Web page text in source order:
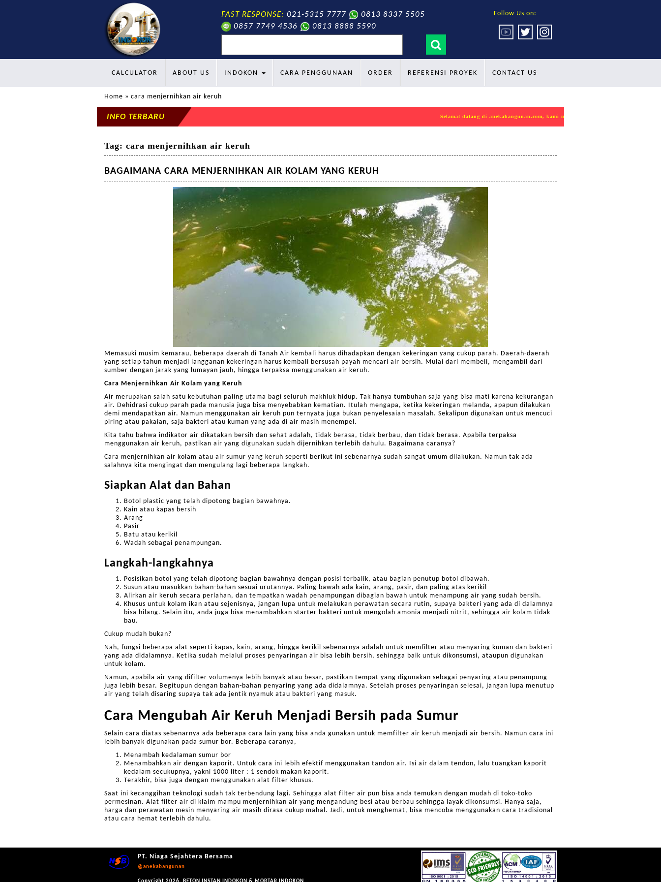
FAST RESPONSE: 021-5315 7777
0813 8337 5505
0857 7749 4536
0813 8888 5590
Follow Us on:
CALCULATOR ABOUT US INDOKON CARA PENGGUNAAN ORDER REFERENSI PROYEK CONTACT US
Home » cara menjernihkan air keruh
INFO TERBARU Selamat datang di anekabangunan.com, kami mempersembahkan produk INDOKON
Tag: cara menjernihkan air keruh
BAGAIMANA CARA MENJERNIHKAN AIR KOLAM YANG KERUH
Memasuki musim kemarau, beberapa daerah di Tanah Air kembali harus dihadapkan dengan kekeringan yang cukup parah. Daerah-daerah
yang setiap tahun menjadi langganan kekeringan harus kembali bersusah payah mencari air bersih. Mulai dari membeli, mengambil dari
sumber dengan jarak yang lumayan jauh, hingga terpaksa menggunakan air keruh.
Cara Menjernihkan Air Kolam yang Keruh
Air merupakan salah satu kebutuhan paling utama bagi seluruh makhluk hidup. Tak hanya tumbuhan saja yang bisa mati karena kekurangan
air. Dehidrasi cukup parah pada manusia juga bisa menyebabkan kematian. Itulah mengapa, ketika kekeringan melanda, apapun dilakukan
demi mendapatkan air. Namun menggunakan air keruh pun ternyata juga bukan penyelesaian masalah. Sekalipun digunakan untuk mencuci
piring atau pakaian, saja bakteri atau kuman yang ada di air masih menempel.
Kita tahu bahwa indikator air dikatakan bersih dan sehat adalah, tidak berasa, tidak berbau, dan tidak berasa. Apabila terpaksa
menggunakan air keruh, pastikan air yang digunakan sudah dijernihkan terlebih dahulu. Bagaimana caranya?
Cara menjernihkan air kolam atau air sumur yang keruh seperti berikut ini sebenarnya sudah sangat umum dilakukan. Namun tak ada
salahnya kita mengingat dan mengulang lagi beberapa langkah.
Siapkan Alat dan Bahan
Botol plastic yang telah dipotong bagian bawahnya.
Kain atau kapas bersih
Arang
Pasir
Batu atau kerikil
Wadah sebagai penampungan.
Langkah-langkahnya
Posisikan botol yang telah dipotong bagian bawahnya dengan posisi terbalik, atau bagian penutup botol dibawah.
Susun atau masukkan bahan-bahan sesuai urutannya. Paling bawah ada kain, arang, pasir, dan paling atas kerikil
Alirkan air keruh secara perlahan, dan tempatkan wadah penampungan dibagian bawah untuk menampung air yang sudah bersih.
Khusus untuk kolam ikan atau sejenisnya, jangan lupa untuk melakukan perawatan secara rutin, supaya bakteri yang ada di dalamnya
bisa hilang. Selain itu, anda juga bisa menambahkan starter bakteri untuk mengolah amonia menjadi nitrit, sehingga air kolam tidak
bau.
Cukup mudah bukan?
Nah, fungsi beberapa alat seperti kapas, kain, arang, hingga kerikil sebenarnya adalah untuk memfilter atau menyaring kuman dan bakteri
yang ada didalamnya. Ketika sudah melalui proses penyaringan air bisa lebih bersih, sehingga baik untuk dikonsumsi, ataupun digunakan
untuk kolam.
Namun, apabila air yang difilter volumenya lebih banyak atau besar, pastikan tempat yang digunakan sebagai penyaring atau penampung
juga lebih besar. Begitupun dengan bahan-bahan penyaring yang ada didalamnya. Setelah proses penyaringan selesai, jangan lupa menutup
air yang telah disaring supaya tak ada jentik nyamuk atau bakteri yang masuk.
Cara Mengubah Air Keruh Menjadi Bersih pada Sumur
Selain cara diatas sebenarnya ada beberapa cara lain yang bisa anda gunakan untuk memfilter air keruh menjadi air bersih. Namun cara ini
lebih banyak digunakan pada sumur bor. Beberapa caranya,
Menambah kedalaman sumur bor
Menambahkan air dengan kaporit. Untuk cara ini lebih efektif menggunakan tandon air. Isi air dalam tendon, lalu tuangkan kaporit
kedalam secukupnya, yakni 1000 liter : 1 sendok makan kaporit.
Terakhir, bisa juga dengan menggunakan alat filter khusus.
Saat ini kecanggihan teknologi sudah tak terbendung lagi. Sehingga alat filter air pun bisa anda temukan dengan mudah di toko-toko
permesinan. Alat filter air di klaim mampu menjernihkan air yang mengandung besi atau berbau sehingga layak dikonsumsi. Hanya saja,
harga dan perawatan mesin menyaring air masih dirasa cukup mahal. Jadi, untuk menghemat, bisa mencoba menggunakan cara tradisional
atau cara hemat terlebih dahulu.
PT. Niaga Sejahtera Bersama
@anekabangunan